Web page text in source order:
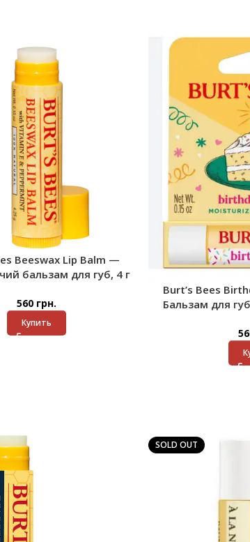
Beeswax Lip Balm —
бальзам для губ, 4 г
560 грн.
Купить
Burt’s Bees
Бальзам для
SOLD OUT